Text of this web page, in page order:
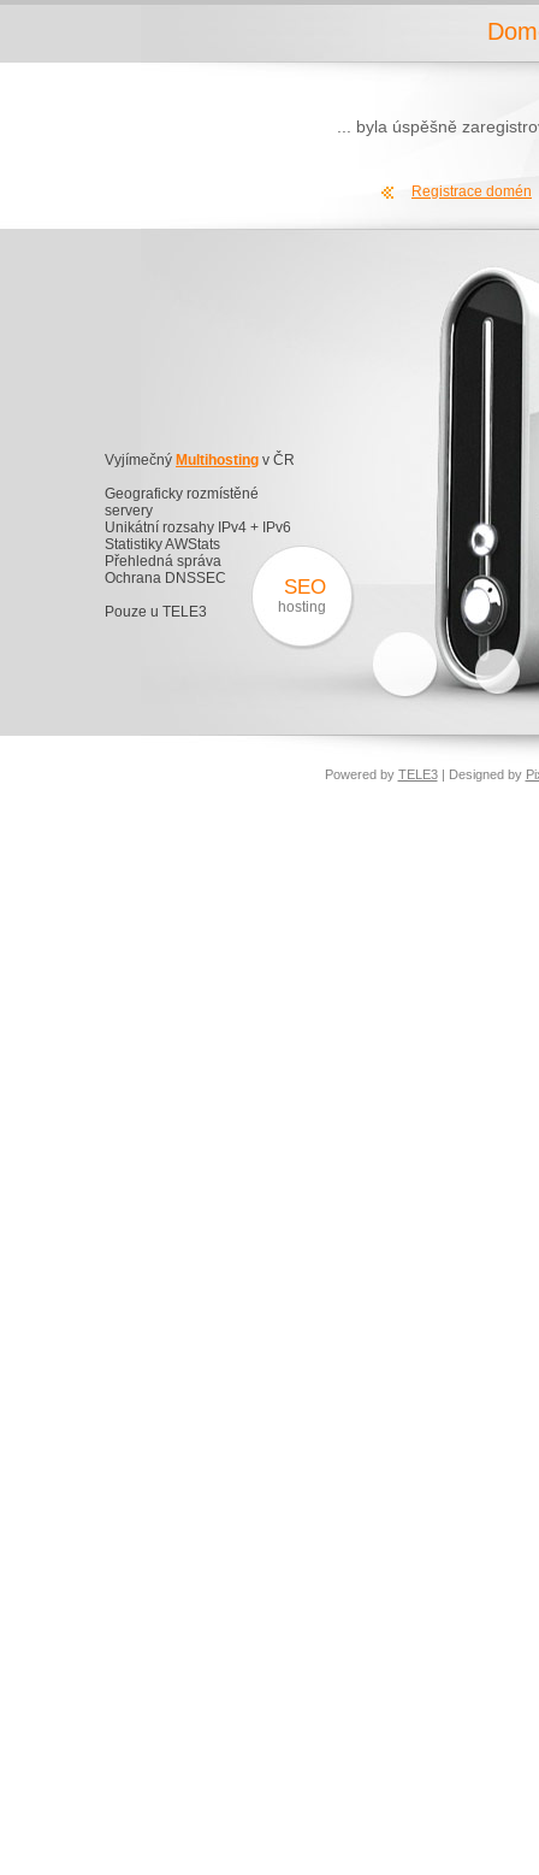
... byla úspěšně
Registrace domén
Vyjímečný Multihosting v ČR
Geograficky rozmístěné
servery
Unikátní rozsahy IPv4 + IPv6
Statistiky AWStats
Přehledná správa
Ochrana DNSSEC
Pouze u TELE3
SEO
hosting
Powered by TELE3| Designed by